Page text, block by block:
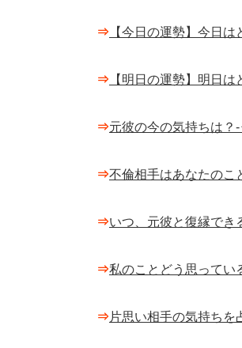
⇒ 【今日の運勢】今日
⇒ 【明日の運勢】明日
⇒元彼の今の気持ちは？
⇒不倫相手はあなたのこ
⇒いつ、元彼と復縁でき
⇒私のことどう思ってい
⇒片思い相手の気持ちを